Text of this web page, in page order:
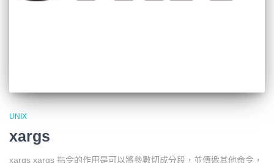
UNIX
xargs
xargs xargs 指令的作用是可以將參數切成分段，並傳遞其他命令，